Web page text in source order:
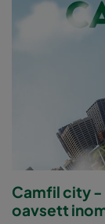
Camfil city -
oavsett